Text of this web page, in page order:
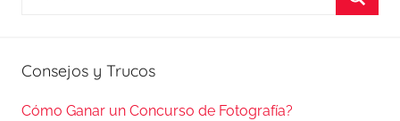
Consejos y Trucos
Cómo Ganar un Concurso de Fotografía?